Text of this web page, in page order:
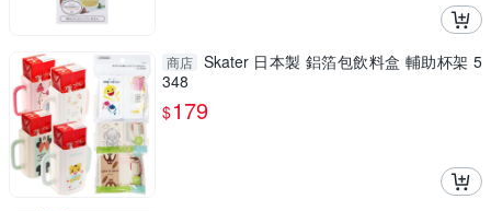
商店 Skater 日本製 鋁箔包飲料盒 輔助杯架 5
348
$179